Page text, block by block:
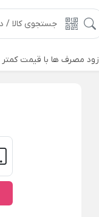
زود مصرف ها با قیمت کمتر